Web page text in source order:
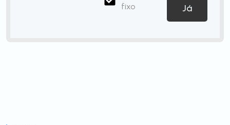
fixo
Já